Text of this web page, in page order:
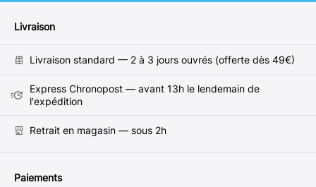
Livraison
Livraison standard — 2 à 3 jours ouvrés (offerte dès 49€)
Express Chronopost — avant 13h le lendemain de
l'expédition
Retrait en magasin — sous 2h
Paiements